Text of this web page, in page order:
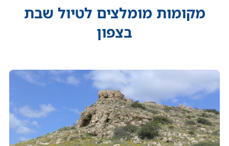
מקומות מומלצים לטיול שבת
בצפון